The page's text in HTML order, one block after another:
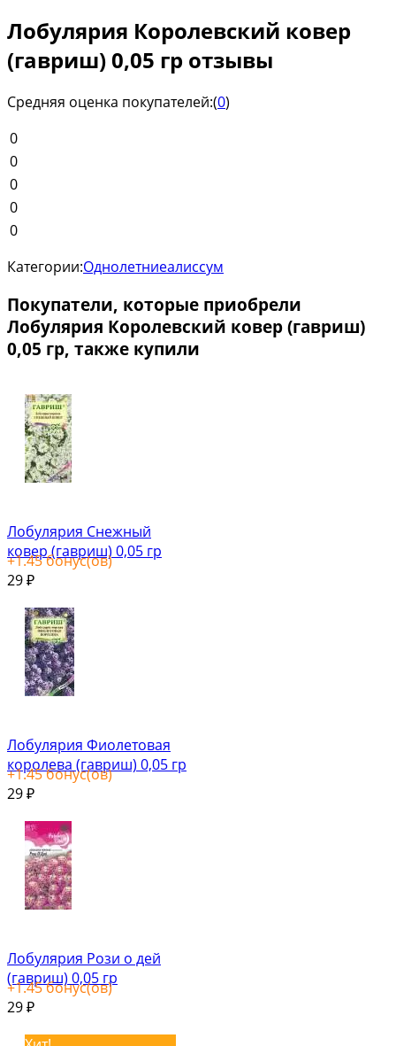
Лобулярия Королевский ковер
(гавриш) 0,05 гр отзывы
Средняя оценка покупателей:(0)
0
0
0
0
0
Категории:Однолетниеалиссум
Покупатели, которые приобрели
Лобулярия Королевский ковер (гавриш)
0,05 гр, также купили
Лобулярия Снежный
ковер (гавриш) 0,05 гр
+1.45бонус(ов)
29 ₽
Лобулярия Фиолетовая
королева (гавриш) 0,05 гр
+1.45бонус(ов)
29 ₽
Лобулярия Рози о дей
(гавриш) 0,05 гр
+1.45бонус(ов)
29 ₽